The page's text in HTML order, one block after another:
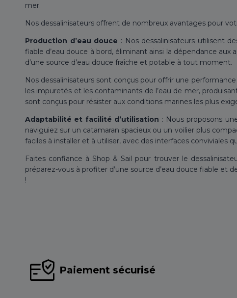
mer.
Nos dessalinisateurs offrent de nombreux avantages pour
Production d’eau douce : Nos dessalinisateurs utilisent
fiable d’eau douce à bord, éliminant ainsi la dépendance
d’une source d’eau douce fraîche et potable à tout moment.
Nos dessalinisateurs sont conçus pour offrir une
les impuretés et les contaminants de l’eau de mer,
sont conçus pour résister aux conditions marines les plus
Adaptabilité et facilité d’utilisation : Nous proposons
naviguiez sur un catamaran spacieux ou un voilier plus
faciles à installer et à utiliser, avec des interfaces conviviales
Faites confiance à Shop & Sail pour trouver le
préparez-vous à profiter d’une source d’eau douce fiable
!
Paiement sécurisé